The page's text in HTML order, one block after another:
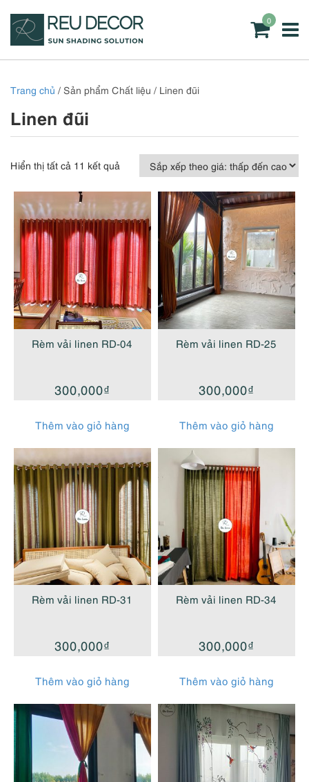
0
Trang chủ / Sản phẩm Chất liệu / Linen đũi
Linen đũi
Hiển thị tất cả 11 kết quả
xếp
theo
giá:
thấp
đến
cao
Rèm vải linen RD-04
300,000₫
Thêm vào giỏ hàng
Rèm vải linen RD-25
300,000₫
Thêm vào giỏ hàng
Rèm vải linen RD-31
300,000₫
Thêm vào giỏ hàng
Rèm vải linen RD-34
300,000₫
Thêm vào giỏ hàng